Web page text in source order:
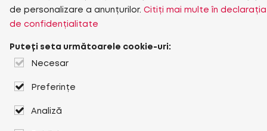
de personalizare a anunțurilor. Citiți mai multe în declarația
de confidențialitate
Puteți seta următoarele cookie-uri:
Necesar
Preferințe
Analiză